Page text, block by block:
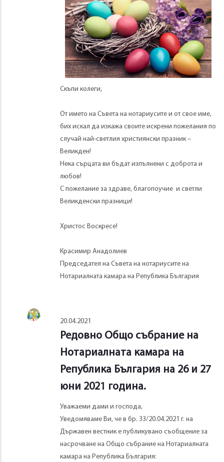
Скъпи колеги,
От името на Съвета на нотариусите и от свое име,
бих искал да изкажа своите искрени пожелания по
случай най-светлия християнски празник –
Великден!
Нека сърцата ви бъдат изпълнени с доброта и
любов!
С пожелание за здраве, благопоучие и светли
Великденски празници!
Христос Воскресе!
Красимир Анадолиев
Председател на Съвета на нотариусите на
Нотариалната камара на Република България
20.04.2021
Редовно Общо събрание на
Нотариалната камара на
Република България на 26 и 27
юни 2021 година.
Уважаеми дами и господа,
Уведомяваме Ви, че в бр. 33/20.04.2021 г. на
Държавен вестник е публикувано съобщение за
насрочване на Общо събрание на Нотариалната
камара на Република България: